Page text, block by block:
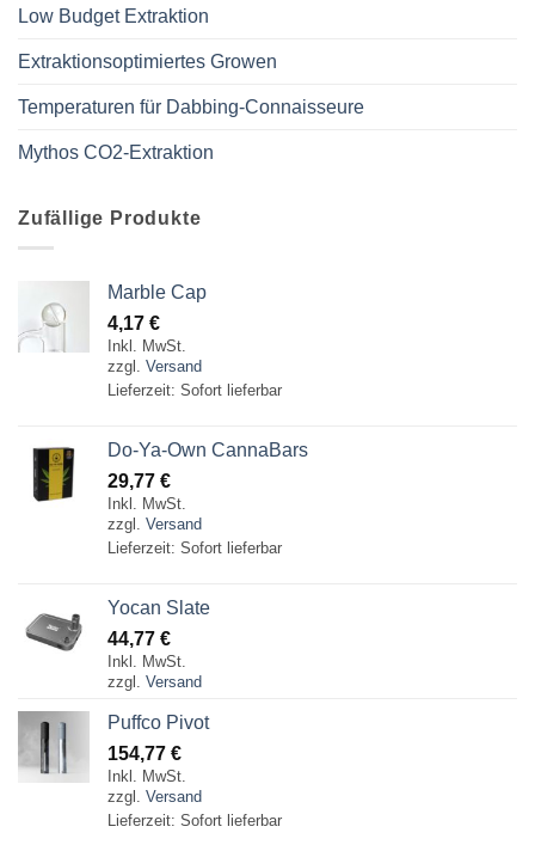
Low Budget Extraktion
Extraktionsoptimiertes Growen
Temperaturen für Dabbing-Connaisseure
Mythos CO2-Extraktion
Zufällige Produkte
Marble Cap
4,17 €
Inkl. MwSt.
zzgl. Versand
Lieferzeit: Sofort lieferbar
Do-Ya-Own CannaBars
29,77 €
Inkl. MwSt.
zzgl. Versand
Lieferzeit: Sofort lieferbar
Yocan Slate
44,77 €
Inkl. MwSt.
zzgl. Versand
Puffco Pivot
154,77 €
Inkl. MwSt.
zzgl. Versand
Lieferzeit: Sofort lieferbar